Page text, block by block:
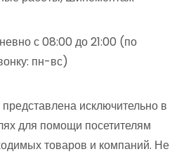
с 08:00 до 21:00 (по
пн-вс)
исключительно в
для помощи посетителям
товаров и компаний. Не